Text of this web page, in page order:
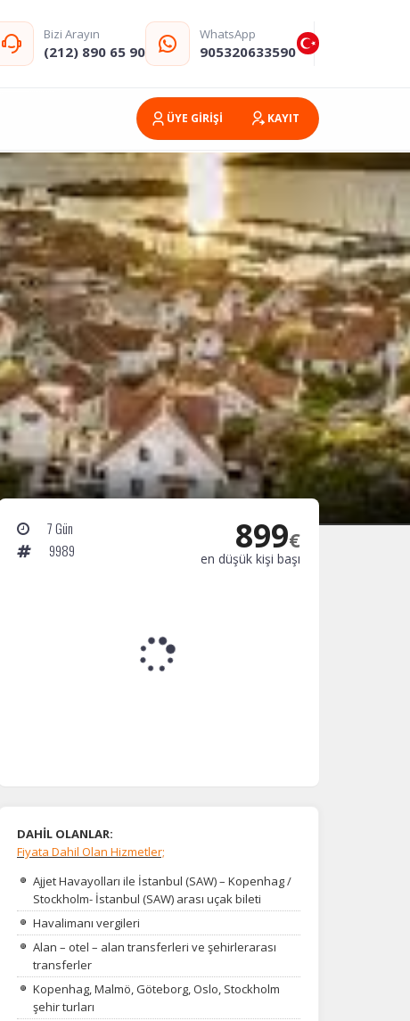
Bizi Arayın
(212) 890 65 90
WhatsApp
905320633590
ÜYE GİRİŞİ KAYIT
7 Gün
9989
899€
en düşük kişi başı
DAHİL OLANLAR:
Fiyata Dahil Olan Hizmetler;
Ajjet Havayolları ile İstanbul (SAW) – Kopenhag /
Stockholm- İstanbul (SAW) arası uçak bileti
Havalimanı vergileri
Alan – otel – alan transferleri ve şehirlerarası
transferler
Kopenhag, Malmö, Göteborg, Oslo, Stockholm
şehir turları